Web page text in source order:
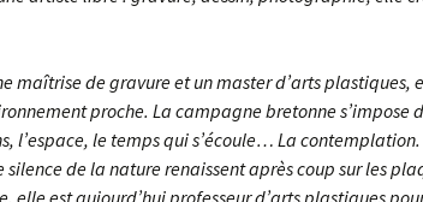
maîtrise de gravure et un master d’arts plastiques,
proche. La campagne bretonne s’impose
l’espace, le temps qui s’écoule… La contemplation.
de la nature renaissent après coup sur les
elle est aujourd’hui professeur d’arts plastiques